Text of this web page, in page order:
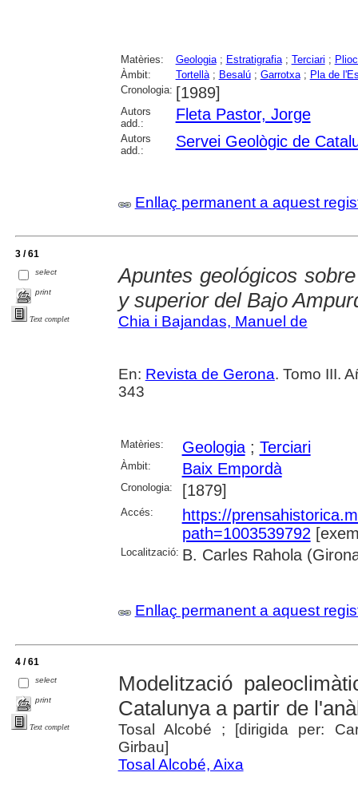
Matèries: Geologia; Estratigrafia; Terciari ;
Àmbit:
Tortellà; Besalú; Garrotxa; Pla de
Cronologia: [1989]
Autors
add.:
Fleta Pastor, Jorge
Autors
add.:
Servei Geològic de
Enllaç permanent a aquest
3 / 61
select
print
Text complet
Apuntes geológicos
y superior del Bajo
Chia i Bajandas, Manuel de
En: Revista de Gerona. Tomo III.
343
Matèries: Geologia; Terciari
Àmbit: Baix Empordà
Cronologia: [1879]
Accés:
https://
path=1003539792
Localització: B. Carles Rahola
Enllaç permanent a aquest
4 / 61
select
print
Text complet
Modelització
Catalunya a partir de
Tosal Alcobé ; [dirigida per:
Girbau]
Tosal Alcobé, Aixa